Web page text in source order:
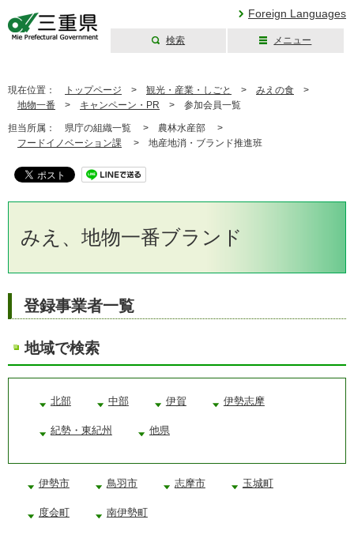
Foreign Languages
検索 メニュー
現在位置： トップページ > 観光・産業・しごと > みえの食 >
地物一番 > キャンペーン・PR > 参加会員一覧
担当所属： 県庁の組織一覧 > 農林水産部 >
フードイノベーション課 > 地産地消・ブランド推進班
みえ、地物一番ブランド
登録事業者一覧
地域で検索
北部 中部 伊賀 伊勢志摩
紀勢・東紀州 他県
伊勢市 鳥羽市 志摩市 玉城町
度会町 南伊勢町